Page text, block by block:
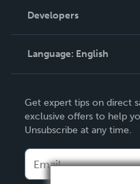
Podcast
Order Lookup
Knowledge Base
Contact Support
Developers
Language: English
Deutsch
Français
Español
Get expert tips on direct
exclusive offers to help
Unsubscribe at any time.